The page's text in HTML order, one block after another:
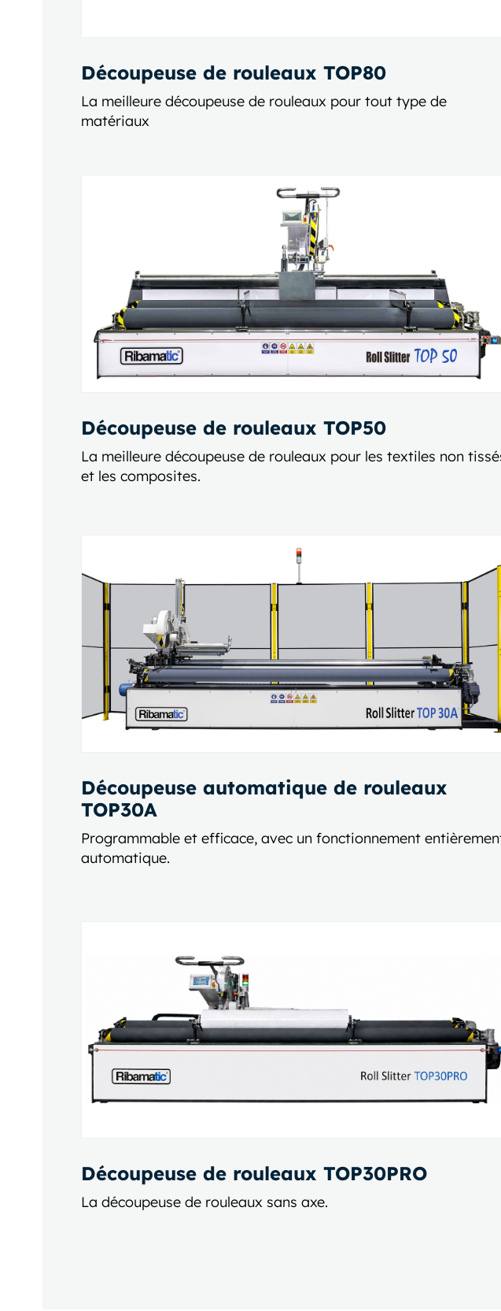
Découpeuse de rouleaux TOP80
La meilleure découpeuse de rouleaux pour tout type de
matériaux
Découpeuse de rouleaux TOP50
La meilleure découpeuse de rouleaux pour les textiles non
et les composites.
Découpeuse automatique de rouleaux
TOP30A
Programmable et efficace, avec un fonctionnement
automatique.
Découpeuse de rouleaux TOP30PRO
La découpeuse de rouleaux sans axe.